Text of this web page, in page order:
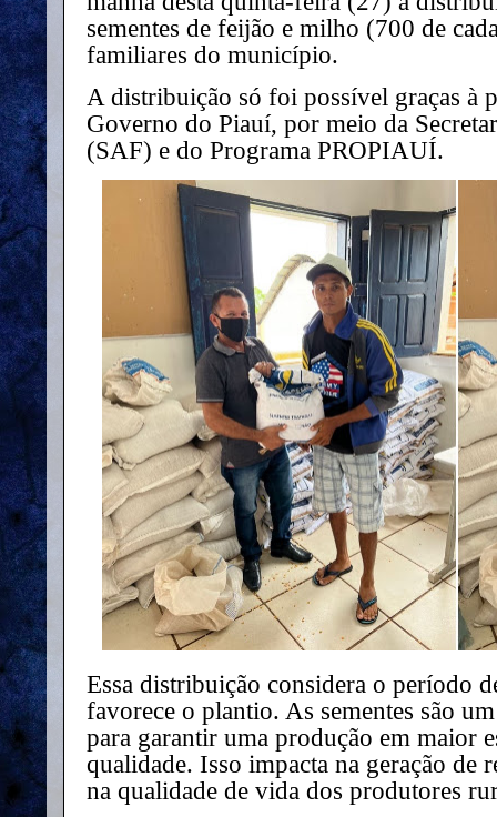
sementes de feijão e milho (700 de
familiares do município.
A distribuição só foi possível graças à
Governo do Piauí, por meio da
(SAF) e do Programa PROPIAUÍ.
Essa distribuição considera o período
favorece o plantio. As sementes são
para garantir uma produção em maior
qualidade. Isso impacta na geração de
na qualidade de vida dos produtores